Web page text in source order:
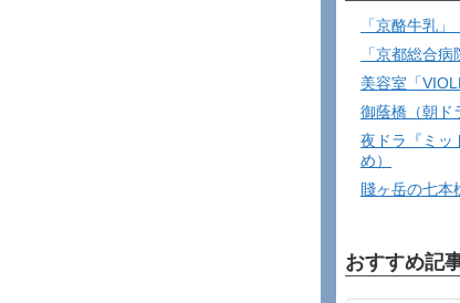
「京酪牛乳
「京都総合
美容室「
御蔭橋（朝ド
夜ドラ『ミッ
め）
賤ヶ岳の七本
おすすめ記